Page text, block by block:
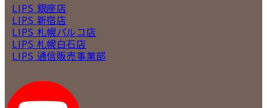
LIPS 銀座店
LIPS 新宿店
LIPS 札幌パルコ店
LIPS 札幌白石店
LIPS 通信販売事業部